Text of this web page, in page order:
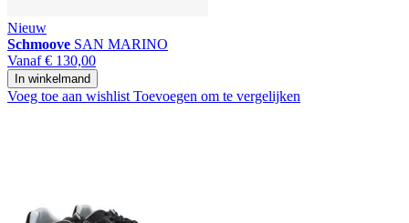
Nieuw
Schmoove SAN MARINO
Vanaf € 130,00
In winkelmand
Voeg toe aan wishlist Toevoegen om te vergelijken